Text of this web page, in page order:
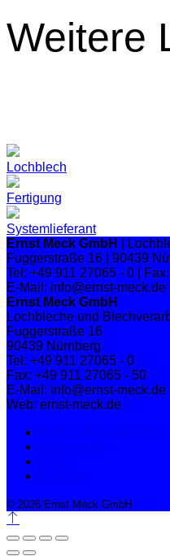
Weitere
Lochblech
Fertigung
Systemlieferant
Ernst Meck GmbH
|
Fuggerstraße 16 | 90439
Tel: +49 911 27065 - 0 |
E-Mail: info@ernst-
Ernst Meck GmbH
Lochbleche und
Fuggerstraße 16
90439 Nürnberg
Tel: +49 911 27065 - 0
Fax: +49 911 27065 - 50
E-Mail: info@ernst-meck.de
Web: ernst-meck.de
© 2026 Ernst Meck GmbH